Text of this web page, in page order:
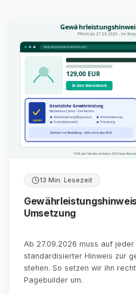
Pflicht ab 27.09.2026 - im
shop.de/produkt/laufschuh-pro
129,00 EUR
In den Warenkorb
2 JAHRE
Gesetzliche Gewährleistung
Mindestens 2 Jahre - Ihre Rechte:
Nachbesserung (Reparatur)
Ersatz (Austausch)
Preisminderung
Erstattung
Sichtbar vor Bestellung - nicht nur in den AGB
18% der Händler erhielten 2024 eine
13 Min. Lesezeit
Umsetzung
Ab 27.09.2026 muss auf
standardisierter Hinweis zur
stehen. So setzen wir ihn
Pagebuilder um.